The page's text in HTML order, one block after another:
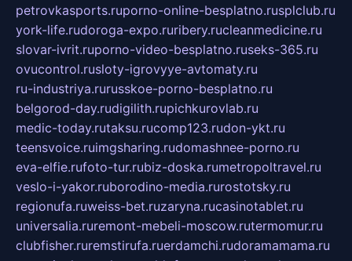
petrovkasports.ruporno-online-besplatno.rusplclub.ru
york-life.rudoroga-expo.ruribery.rucleanmedicine.ru
slovar-ivrit.ruporno-video-besplatno.ruseks-365.ru
ovucontrol.rusloty-igrovyye-avtomaty.ru
ru-industriya.rurusskoe-porno-besplatno.ru
belgorod-day.rudigilith.rupichkurovlab.ru
medic-today.rutaksu.rucomp123.rudon-ykt.ru
teensvoice.ruimgsharing.rudomashnee-porno.ru
eva-elfie.rufoto-tur.rubiz-doska.rumetropoltravel.ru
veslo-i-yakor.ruborodino-media.rurostotsky.ru
regionufa.ruweiss-bet.ruzaryna.rucasinotablet.ru
universalia.ruremont-mebeli-moscow.rutermomur.ru
clubfisher.ruremstirufa.ruerdamchi.rudoramamama.ru